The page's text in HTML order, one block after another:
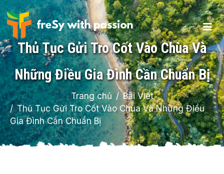
Thủ Tục Gửi Tro Cốt Vào Chùa Và
Những Điều Gia Đình Cần Chuẩn Bị
Trang chủ
Bài Viết
Thủ Tục Gửi Tro Cốt Vào Chùa Và Những Điều
Gia Đình Cần Chuẩn Bị